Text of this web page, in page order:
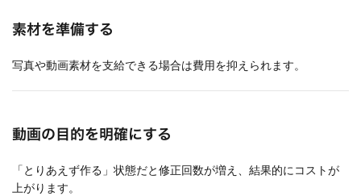
素材を準備する
写真や動画素材を支給できる場合は費用を抑えられます。
動画の目的を明確にする
「とりあえず作る」状態だと修正回数が増え、結果的にコストが
上がります。